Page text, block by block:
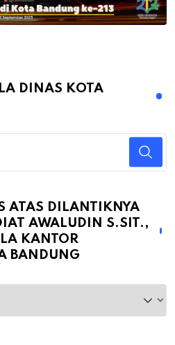
DINAS KOTA
ATAS DILANTIKNYA
AWALUDIN S.SIT.,
KANTOR
BANDUNG